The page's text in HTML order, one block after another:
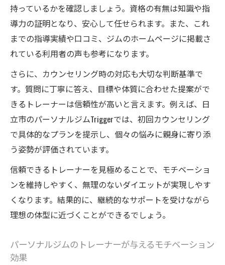
持っているかを確認しましょう。資格の有無は知識や指
導力の証明となり、安心して任せられます。また、これ
までの指導実績や口コミ、ジムのホームページに掲載さ
れている利用者の声も参考になります。
さらに、カウンセリング時の対応も大切な判断基準で
す。質問に丁寧に答え、目標や体質に合わせた提案がで
きるトレーナーは信頼性が高いと言えます。例えば、日
立市のパーソナルジムTriggerでは、初回カウンセリング
で具体的なプランを提示し、個々の悩みに親身に寄り添
う姿勢が評価されています。
信頼できるトレーナーを見極めることで、モチベーショ
ンを維持しやすく、無理のないダイエットが実現しやす
くなります。結果的に、継続的なサポートを受けながら
理想の体型に近づくことができるでしょう。
パーソナルジムのトレーナーが与えるモチベーション
効果